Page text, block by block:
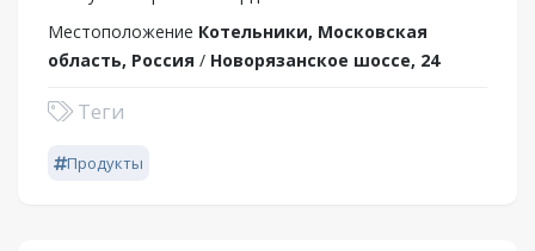
Местоположение Котельники, Московская
область, Россия / Новорязанское шоссе, 24
Теги
Продукты